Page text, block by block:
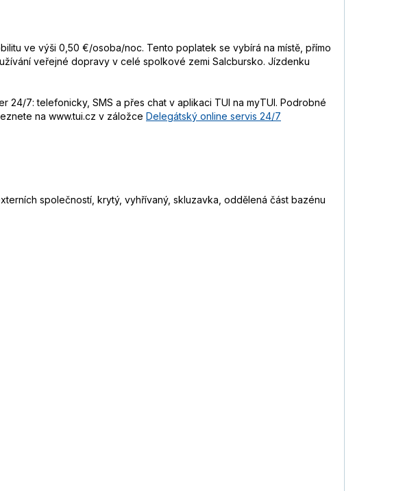
ve výši 0,50 €/osoba/noc. Tento poplatek se vybírá na místě, přímo
veřejné dopravy v celé spolkové zemi Salcbursko. Jízdenku
7: telefonicky, SMS a přes chat v aplikaci TUI na myTUI. Podrobné
na www.tui.cz v záložce Delegátský online servis 24/7
společností, krytý, vyhřívaný, skluzavka, oddělená část bazénu